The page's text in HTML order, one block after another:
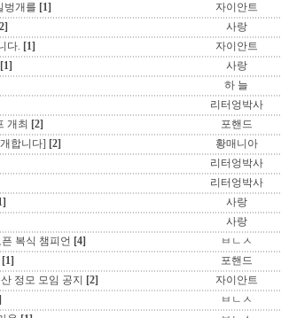
벙개를 [1] 자이안트
사랑
다. [1] 자이안트
[1] 사랑
하 늘
리터엉박사
개최 [2] 포핸드
합니다] [2] 황매니아
리터엉박사
리터엉박사
사랑
사랑
복식 챔피언 [4] ㅂㄴㅅ
[1] 포핸드
정모 모임 공지 [2] 자이안트
ㅂㄴㅅ